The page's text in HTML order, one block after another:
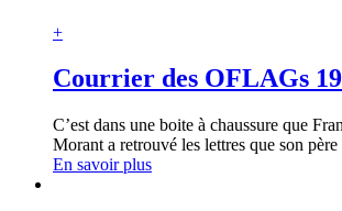
+
Courrier des OFLAGs
C’est dans une boite à chaussure que
Morant a retrouvé les lettres que son père
En savoir plus